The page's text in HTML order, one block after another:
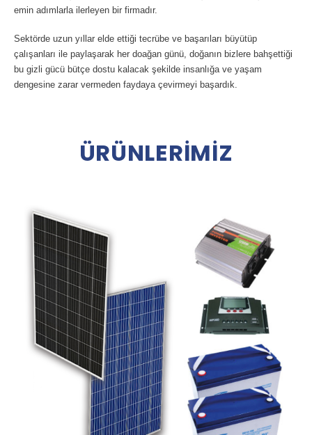
emin adımlarla ilerleyen bir firmadır.
Sektörde uzun yıllar elde ettiği tecrübe ve başarıları büyütüp
çalışanları ile paylaşarak her doağan günü, doğanın bizlere bahşettiği
bu gizli gücü bütçe dostu kalacak şekilde insanlığa ve yaşam
dengesine zarar vermeden faydaya çevirmeyi başardık.
ÜRÜNLERİMİZ